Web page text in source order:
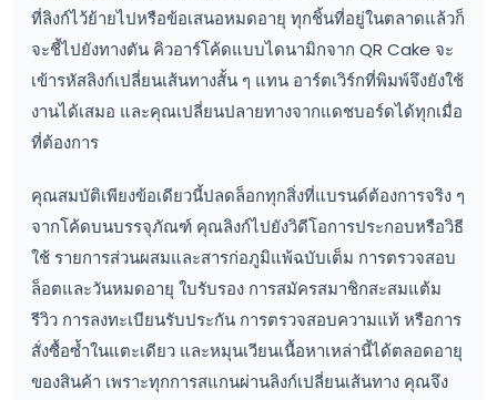
ที่ลิงก์ไว้ย้ายไปหรือข้อเสนอหมดอายุ ทุกชิ้นที่อยู่ในตลาดแล้วก็
จะชี้ไปยังทางตัน คิวอาร์โค้ดแบบไดนามิกจาก QR Cake จะ
เข้ารหัสลิงก์เปลี่ยนเส้นทางสั้น ๆ แทน อาร์ตเวิร์กที่พิมพ์จึงยังใช้
งานได้เสมอ และคุณเปลี่ยนปลายทางจากแดชบอร์ดได้ทุกเมื่อ
ที่ต้องการ
คุณสมบัติเพียงข้อเดียวนี้ปลดล็อกทุกสิ่งที่แบรนด์ต้องการจริง ๆ
จากโค้ดบนบรรจุภัณฑ์ คุณลิงก์ไปยังวิดีโอการประกอบหรือวิธี
ใช้ รายการส่วนผสมและสารก่อภูมิแพ้ฉบับเต็ม การตรวจสอบ
ล็อตและวันหมดอายุ ใบรับรอง การสมัครสมาชิกสะสมแต้ม
รีวิว การลงทะเบียนรับประกัน การตรวจสอบความแท้ หรือการ
สั่งซื้อซ้ำในแตะเดียว และหมุนเวียนเนื้อหาเหล่านี้ได้ตลอดอายุ
ของสินค้า เพราะทุกการสแกนผ่านลิงก์เปลี่ยนเส้นทาง คุณจึง